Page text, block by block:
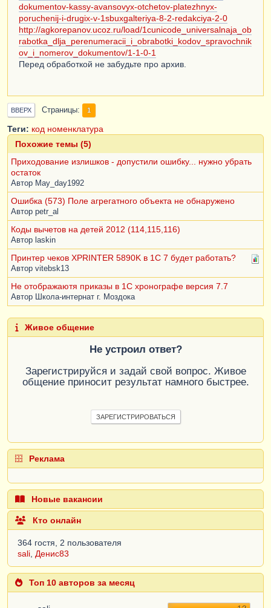
dokumentov-kassy-avansovyx-otchetov-platezhnyx-
poruchenij-i-drugix-v-1sbuxgalteriya-8-2-redakciya-2-0
http://agkorepanov.ucoz.ru/load/1cunicode_universalnaja_ob
rabotka_dlja_perenumeracii_i_obrabotki_kodov_spravochnik
ov_i_nomerov_dokumentov/1-1-0-1
Перед обработкой не забудьте про архив.
ВВЕРХ Страницы 1
Теги: код номенклатура
Похожие темы (5)
Приходование излишков - допустили ошибку... нужно убрать
остаток
Автор May_day1992
Ошибка (573) Поле агрегатного объекта не обнаружено
Автор petr_al
Коды вычетов на детей 2012 (114,115,116)
Автор laskin
Принтер чеков XPRINTER 5890K в 1С 7 будет работать?
Автор vitebsk13
Не отображаютя приказы в 1С хронографе версия 7.7
Автор Школа-интернат г. Моздока
Живое общение
Не устроил ответ?
Зарегистрируйся и задай свой вопрос. Живое
общение приносит результат намного быстрее.
ЗАРЕГИСТРИРОВАТЬСЯ
Реклама
Новые вакансии
Кто онлайн
364 гостя, 2 пользователя
sali Денис83
Топ 10 авторов за месяц